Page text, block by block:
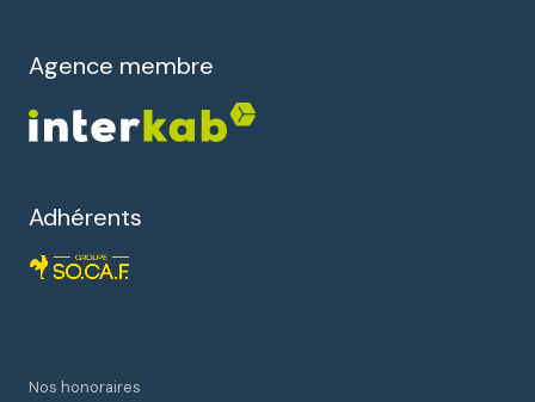
Agence membre
Adhérents
Nos honoraires